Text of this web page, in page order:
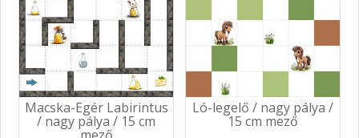
Macska-Egér Labirintus
/ nagy pálya / 15 cm
Ló-legelő / nagy pálya /
15 cm mező